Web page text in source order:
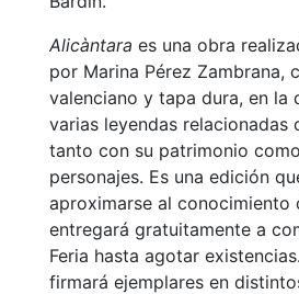
Alicàntara es una obra
por Marina Pérez Zambrana,
valenciano y tapa dura, en la
varias leyendas relacionadas
tanto con su patrimonio
personajes. Es una edición
aproximarse al conocimiento
entregará gratuitamente a
Feria hasta agotar
firmará ejemplares en